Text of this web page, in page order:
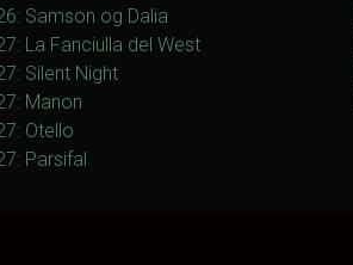
Samson og Dalia
La Fanciulla del West
Silent Night
Manon
Otello
Parsifal